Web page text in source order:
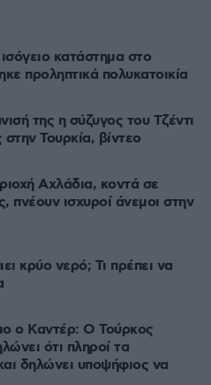
κατάστημα στο
προληπτικά πολυκατοικία
της η σύζυγος του Τζέντι
Τουρκία, βίντεο
Αχλάδια, κοντά σε
πνέουν ισχυροί άνεμοι στην
κρύο νερό; Τι πρέπει να
ο Καντέρ: Ο Τούρκος
ότι πληροί τα
δηλώνει υποψήφιος να